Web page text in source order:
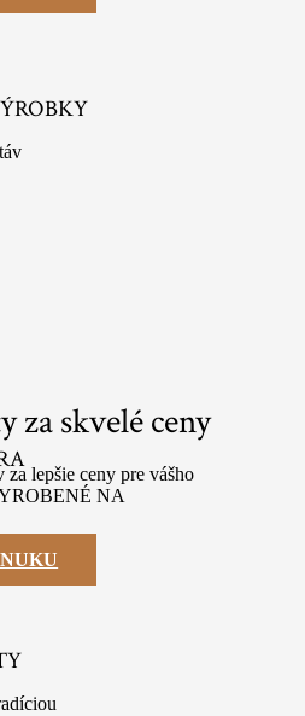
za skvelé ceny
lepšie ceny pre vášho
NA